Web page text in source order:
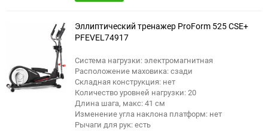
Эллиптический тренажер ProForm 525 CSE+
PFEVEL74917
Система нагрузки: электромагнитная
Расположение маховика: сзади
Складная конструкция: нет
Количество уровней нагрузки: 20
Длина шага, макс: 41 см
Изменение угла наклона платформ: нет
Рычаги для рук: есть